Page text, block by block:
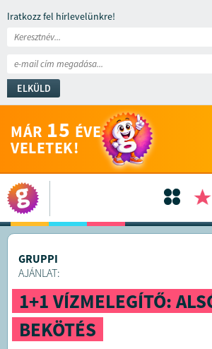
Iratkozz fel hírlevelünkre!
ELKÜLD
MÁR 15 ÉVE
VELETEK!
GRUPPI
AJÁNLAT:
1+1 VÍZMELEGÍTŐ:
BEKÖTÉS